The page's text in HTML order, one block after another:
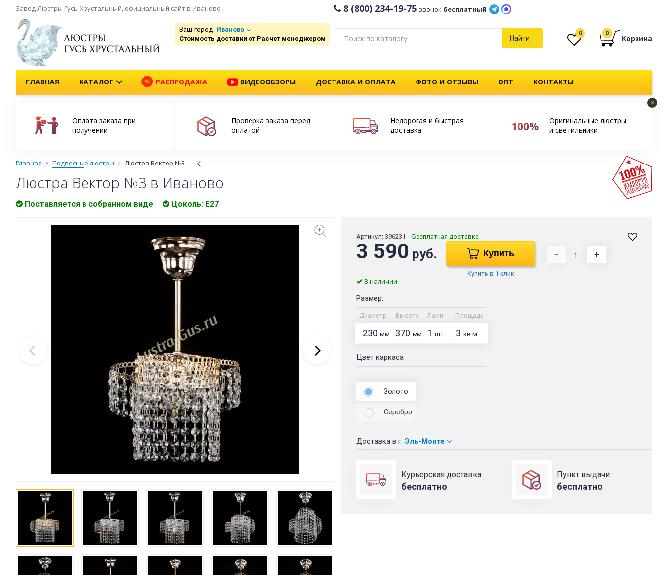
Завод Люстры Гусь-Хрустальный, официальный сайт в Иваново 8 (800) 234-19-75 звонок бесплатный
Ваш город: Иваново
Стоимость доставки от Расчет менеджером Найти
0 0
Корзина
ГЛАВНАЯ КАТАЛОГ РАСПРОДАЖА ВИДЕООБЗОРЫ ДОСТАВКА И ОПЛАТА ФОТО И ОТЗЫВЫ ОПТ КОНТАКТЫ
×
Оплата заказа при
получении
Проверка заказа перед
оплатой
Недорогая и быстрая
доставка
100%
Оригинальные люстры
и светильники
Главная Подвесные люстры Люстра Вектор №3
Люстра Вектор №3 в Иваново
Поставляется в собранном виде Цоколь: Е27
Артикул: 396231 Бесплатная доставка
3 590 руб. Купить
Купить в 1 клик
− +
В наличии
Размер:
Диаметр Высота Ламп Площадь
230мм 370 мм 1 шт. 3 кв.м.
Цвет каркаса
Золото
Серебро
Доставка в г. Эль-Монте
Курьерская доставка:
бесплатно
Пункт выдачи:
бесплатно